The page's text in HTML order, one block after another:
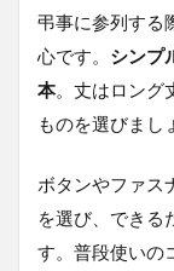
弔事に参列する
心です。 シンプ
本。丈はロング
ものを選びまし
ボタンやファス
を選び、できる
す。普段使いの